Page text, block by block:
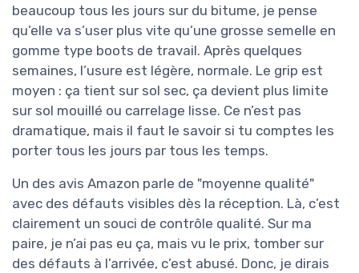
beaucoup tous les jours sur du bitume, je pense
qu’elle va s’user plus vite qu’une grosse semelle en
gomme type boots de travail. Après quelques
semaines, l’usure est légère, normale. Le grip est
moyen : ça tient sur sol sec, ça devient plus limite
sur sol mouillé ou carrelage lisse. Ce n’est pas
dramatique, mais il faut le savoir si tu comptes les
porter tous les jours par tous les temps.
Un des avis Amazon parle de "moyenne qualité"
avec des défauts visibles dès la réception. Là, c’est
clairement un souci de contrôle qualité. Sur ma
paire, je n’ai pas eu ça, mais vu le prix, tomber sur
des défauts à l’arrivée, c’est abusé. Donc, je dirais